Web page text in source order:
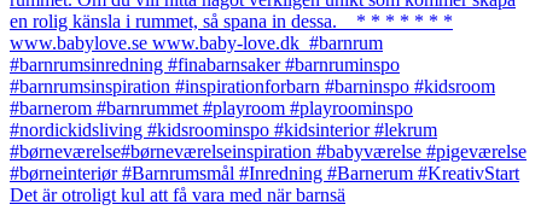
Det är otroligt kul att få vara med när barnsä